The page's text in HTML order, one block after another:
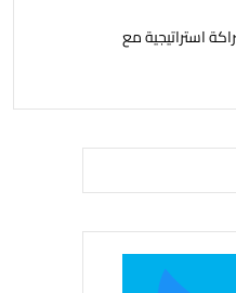
استراتيجية مع